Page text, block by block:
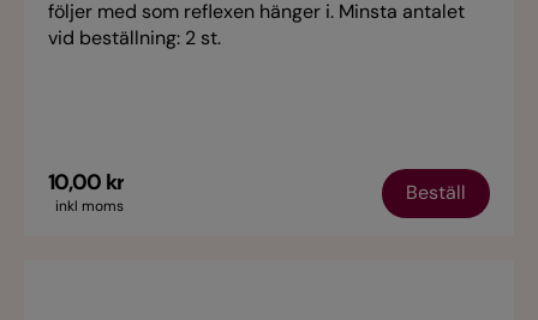
följer med som reflexen hänger i. Minsta antalet
vid beställning: 2 st.
10,00 kr
inkl moms
Beställ